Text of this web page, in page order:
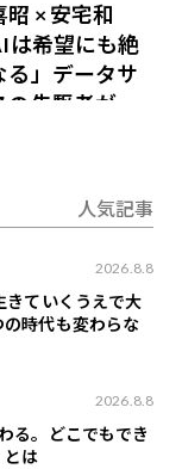
昭 × 安宅和
は希望にも絶
る」データサ
の先駆者が語
人気記事
2026.8.8
きていくうえで大
時代も変わらな
2026.8.8
る。どこでもでき
とは